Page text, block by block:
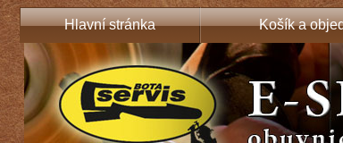
Hlavní stránka Košík a